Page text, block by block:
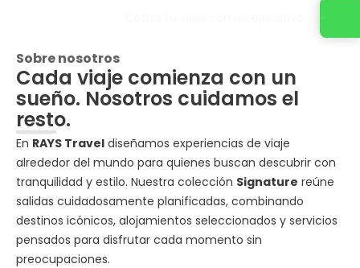
Sobre nosotros
Cada viaje comienza con un
sueño. Nosotros cuidamos el
resto.
En RAYS Travel diseñamos experiencias de viaje
alrededor del mundo para quienes buscan descubrir con
tranquilidad y estilo. Nuestra colección Signature reúne
salidas cuidadosamente planificadas, combinando
destinos icónicos, alojamientos seleccionados y servicios
pensados para disfrutar cada momento sin
preocupaciones.